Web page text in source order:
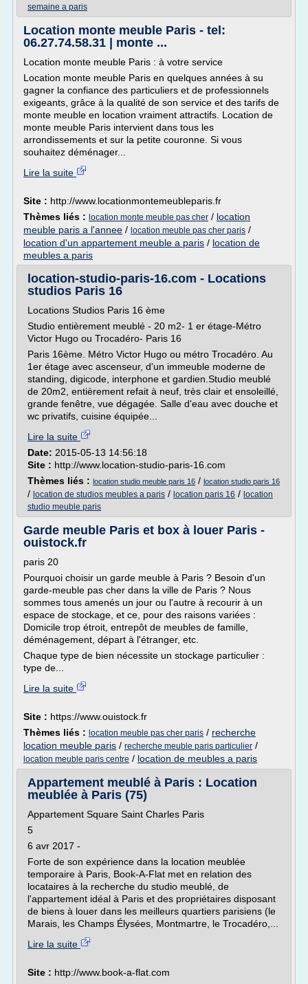
semaine a paris
Location monte meuble Paris - tel:
06.27.74.58.31 | monte ...
Location monte meuble Paris : à votre service
Location monte meuble Paris en quelques années à su
gagner la confiance des particuliers et de professionnels
exigeants, grâce à la qualité de son service et des tarifs de
monte meuble en location vraiment attractifs. Location de
monte meuble Paris intervient dans tous les
arrondissements et sur la petite couronne. Si vous
souhaitez déménager...
Lire la suite
Site : http://www.locationmontemeubleparis.fr
Thèmes liés : location monte meuble pas cher / location
meuble paris a l'annee / location meuble pas cher paris /
location d'un appartement meuble a paris / location de
meubles a paris
location-studio-paris-16.com - Locations
studios Paris 16
Locations Studios Paris 16 ème
Studio entièrement meublé - 20 m2- 1 er étage-Métro
Victor Hugo ou Trocadéro- Paris 16
Paris 16ème. Métro Victor Hugo ou métro Trocadéro. Au
1er étage avec ascenseur, d'un immeuble moderne de
standing, digicode, interphone et gardien.Studio meublé
de 20m2, entièrement refait à neuf, très clair et ensoleillé,
grande fenêtre, vue dégagée. Salle d'eau avec douche et
wc privatifs, cuisine équipée...
Lire la suite
Date: 2015-05-13 14:56:18
Site : http://www.location-studio-paris-16.com
Thèmes liés : location studio meuble paris 16 / location studio paris 16
/ location de studios meubles a paris / location paris 16 / location
studio meuble paris
Garde meuble Paris et box à louer Paris -
ouistock.fr
paris 20
Pourquoi choisir un garde meuble à Paris ? Besoin d'un
garde-meuble pas cher dans la ville de Paris ? Nous
sommes tous amenés un jour ou l'autre à recourir à un
espace de stockage, et ce, pour des raisons variées :
Domicile trop étroit, entrepôt de meubles de famille,
déménagement, départ à l'étranger, etc.
Chaque type de bien nécessite un stockage particulier :
type de...
Lire la suite
Site : https://www.ouistock.fr
Thèmes liés : location meuble pas cher paris / recherche
location meuble paris / recherche meuble paris particulier /
location meuble paris centre / location de meubles a paris
Appartement meublé à Paris : Location
meublée à Paris (75)
Appartement Square Saint Charles Paris
5
6 avr 2017 -
Forte de son expérience dans la location meublée
temporaire à Paris, Book-A-Flat met en relation des
locataires à la recherche du studio meublé, de
l'appartement idéal à Paris et des propriétaires disposant
de biens à louer dans les meilleurs quartiers parisiens (le
Marais, les Champs Élysées, Montmartre, le Trocadéro,...
Lire la suite
Site : http://www.book-a-flat.com